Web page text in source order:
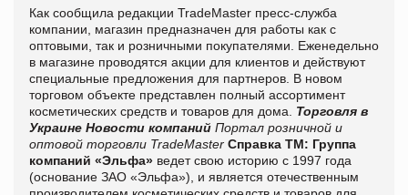
Как сообщила редакции TradeMaster пресс-служба
компании, магазин предназначен для работы как с
оптовыми, так и розничными покупателями. Еженедельно
в магазине проводятся акции для клиентов и действуют
специальные предложения для партнеров. В новом
торговом объекте представлен полный ассортимент
косметических средств и товаров для дома. Торговля в
Украине Новости компаний Портал розничной и
оптовой торговли TradeMaster Справка ТМ: Группа
компаний «Эльфа» ведет свою историю с 1997 года
(основание ЗАО «Эльфа»), и является отечественным